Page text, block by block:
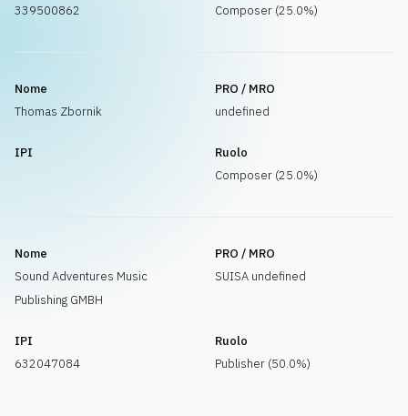
339500862
Composer (25.0%)
Nome
Thomas Zbornik
PRO / MRO
undefined
IPI
Ruolo
Composer (25.0%)
Nome
Sound Adventures Music
Publishing GMBH
PRO / MRO
SUISA undefined
IPI
632047084
Ruolo
Publisher (50.0%)